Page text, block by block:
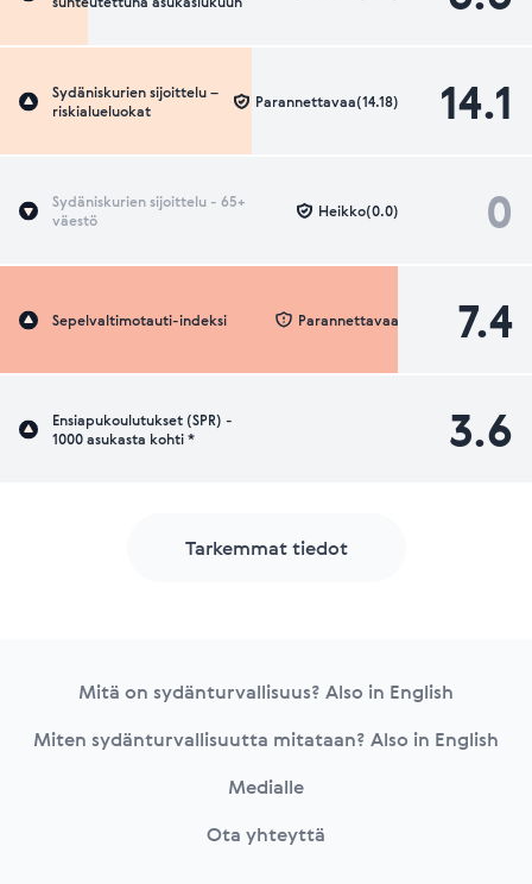
Sydäniskurien sijoittelu –
riskialueluokat
14.1
Parannettavaa(14.18)
Sydäniskurien sijoittelu - 65+
väestö
0
Heikko(0.0)
Sepelvaltimotauti-indeksi 7.4
Parannettavaa
Ensiapukoulutukset (SPR) -
1000 asukasta kohti *
3.6
Tarkemmat tiedot
Mitä on sydänturvallisuus? Also in English
Miten sydänturvallisuutta mitataan? Also in English
Medialle
Ota yhteyttä